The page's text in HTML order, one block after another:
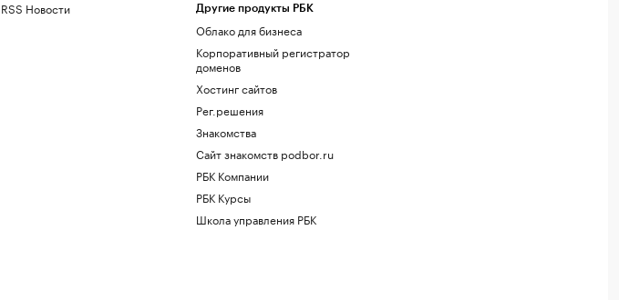
RSS Новости Другие продукты РБК
Облако для бизнеса
Корпоративный регистратор
доменов
Хостинг сайтов
Рег.решения
Знакомства
Сайт знакомств podbor.ru
РБК Компании
РБК Курсы
Школа управления РБК